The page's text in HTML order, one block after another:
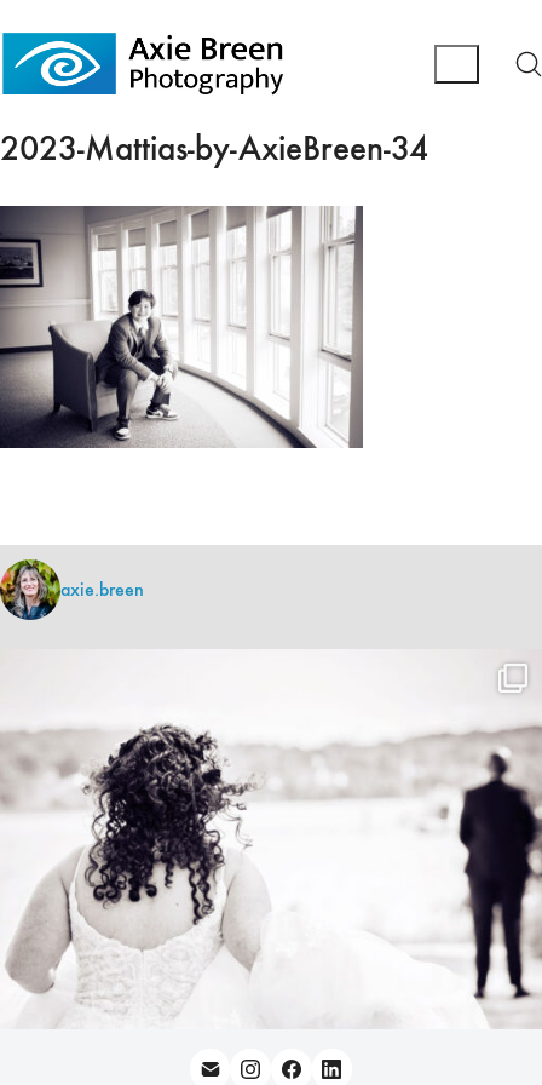
2023-Mattias-by-AxieBreen-34
axie.breen